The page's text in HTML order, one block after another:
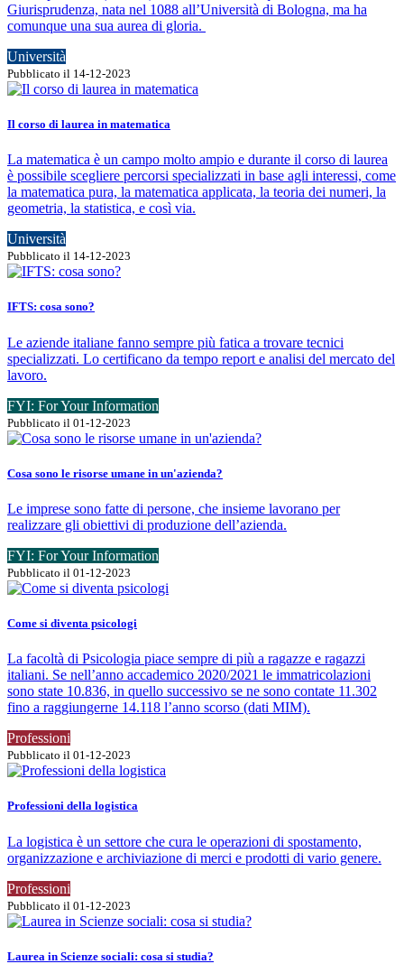
Giurisprudenza, nata nel 1088 all’Università di Bologna, ma ha
comunque una sua aurea di gloria.
Università
Pubblicato il 14-12-2023
Il corso di laurea in matematica
La matematica è un campo molto ampio e durante il corso di laurea
è possibile scegliere percorsi specializzati in base agli interessi, come
la matematica pura, la matematica applicata, la teoria dei numeri, la
geometria, la statistica, e così via.
Università
Pubblicato il 14-12-2023
IFTS: cosa sono?
Le aziende italiane fanno sempre più fatica a trovare tecnici
specializzati. Lo certificano da tempo report e analisi del mercato del
lavoro.
FYI: For Your Information
Pubblicato il 01-12-2023
Cosa sono le risorse umane in un'azienda?
Le imprese sono fatte di persone, che insieme lavorano per
realizzare gli obiettivi di produzione dell’azienda.
FYI: For Your Information
Pubblicato il 01-12-2023
Come si diventa psicologi
La facoltà di Psicologia piace sempre di più a ragazze e ragazzi
italiani. Se nell’anno accademico 2020/2021 le immatricolazioni
sono state 10.836, in quello successivo se ne sono contate 11.302
fino a raggiungerne 14.118 l’anno scorso (dati MIM).
Professioni
Pubblicato il 01-12-2023
Professioni della logistica
La logistica è un settore che cura le operazioni di spostamento,
organizzazione e archiviazione di merci e prodotti di vario genere.
Professioni
Pubblicato il 01-12-2023
Laurea in Scienze sociali: cosa si studia?